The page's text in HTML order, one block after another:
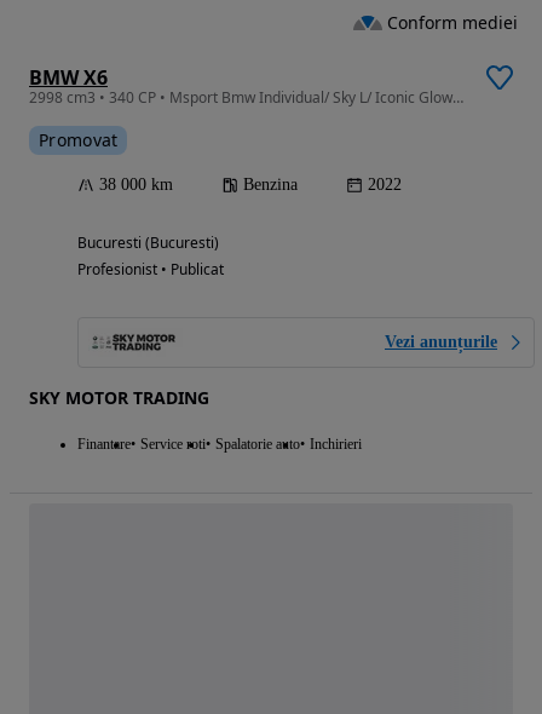
BMW X6
2998 cm3 • 340 CP • Msport Bmw Individual/ Sky L/ Iconic Glow/ Laser/ Sof Cl/ HUD&360/ TVA
Promovat
38 000 km Benzina 2022
Bucuresti (Bucuresti)
Profesionist • Publicat
Vezi anunțurile
SKY MOTOR TRADING
Finantare Service roti Spalatorie auto Inchirieri
Conform mediei